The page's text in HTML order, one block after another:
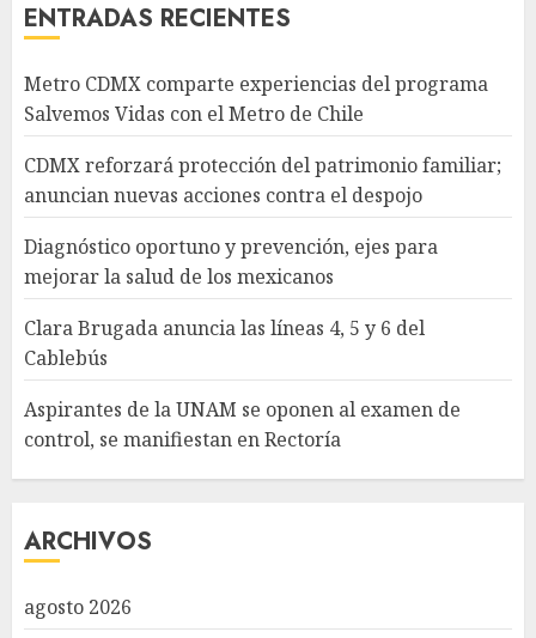
ENTRADAS RECIENTES
Metro CDMX comparte experiencias del programa
Salvemos Vidas con el Metro de Chile
CDMX reforzará protección del patrimonio familiar;
anuncian nuevas acciones contra el despojo
Diagnóstico oportuno y prevención, ejes para
mejorar la salud de los mexicanos
Clara Brugada anuncia las líneas 4, 5 y 6 del
Cablebús
Aspirantes de la UNAM se oponen al examen de
control, se manifiestan en Rectoría
ARCHIVOS
agosto 2026